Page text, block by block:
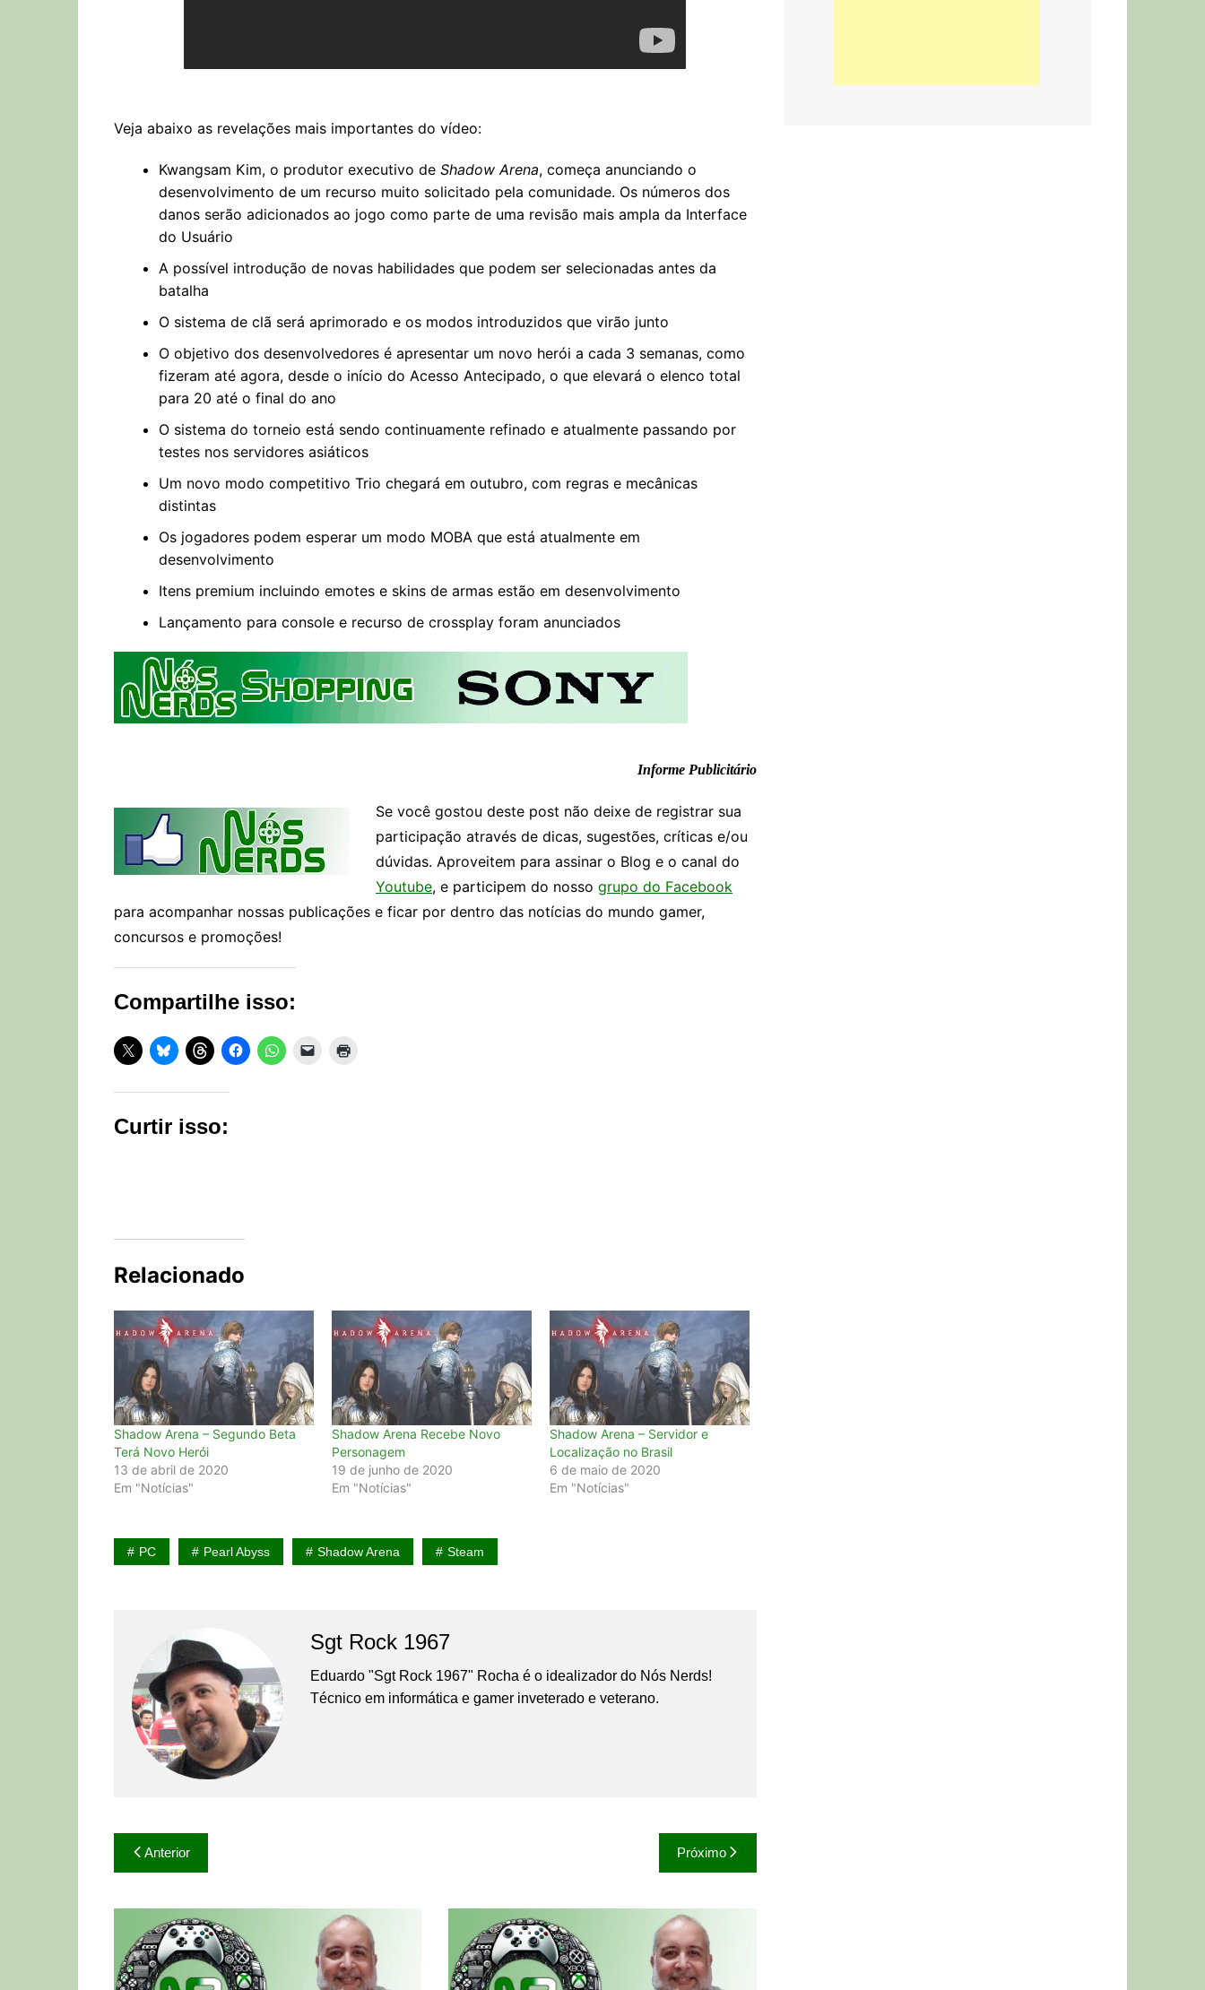
Veja abaixo as revelações mais importantes do vídeo:
Kwangsam Kim, o produtor executivo de Shadow Arena, começa anunciando o
desenvolvimento de um recurso muito solicitado pela comunidade. Os números dos
danos serão adicionados ao jogo como parte de uma revisão mais ampla da Interface
do Usuário
A possível introdução de novas habilidades que podem ser selecionadas antes da
batalha
O sistema de clã será aprimorado e os modos introduzidos que virão junto
O objetivo dos desenvolvedores é apresentar um novo herói a cada 3 semanas, como
fizeram até agora, desde o início do Acesso Antecipado, o que elevará o elenco total
para 20 até o final do ano
O sistema do torneio está sendo continuamente refinado e atualmente passando por
testes nos servidores asiáticos
Um novo modo competitivo Trio chegará em outubro, com regras e mecânicas
distintas
Os jogadores podem esperar um modo MOBA que está atualmente em
desenvolvimento
Itens premium incluindo emotes e skins de armas estão em desenvolvimento
Lançamento para console e recurso de crossplay foram anunciados
Informe Publicitário
Se você gostou deste post não deixe de registrar sua
participação através de dicas, sugestões, críticas e/ou
dúvidas. Aproveitem para assinar o Blog e o canal do
Youtube, e participem do nosso grupo do Facebook
para acompanhar nossas publicações e ficar por dentro das notícias do mundo gamer,
concursos e promoções!
Compartilhe isso:
Curtir isso:
Relacionado
Shadow Arena – Segundo Beta
Terá Novo Herói
13 de abril de 2020
Em "Notícias"
Shadow Arena Recebe Novo
Personagem
19 de junho de 2020
Em "Notícias"
Shadow Arena – Servidor e
Localização no Brasil
6 de maio de 2020
Em "Notícias"
PC Pearl Abyss Shadow Arena Steam
Sgt Rock 1967
Eduardo "Sgt Rock 1967" Rocha é o idealizador do Nós Nerds!
Técnico em informática e gamer inveterado e veterano.
Navegação
de
Post
Anterior Próximo